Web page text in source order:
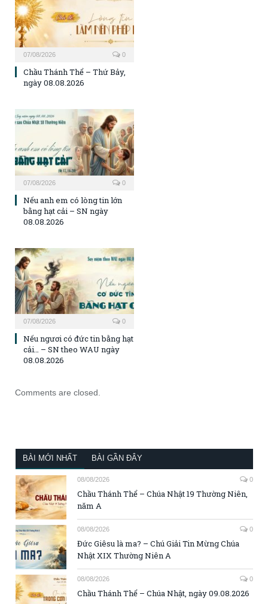
07/08/2026 0
Chầu Thánh Thể – Thứ Bảy,
ngày 08.08.2026
07/08/2026 0
Nếu anh em có lòng tin lớn
bằng hạt cải – SN ngày
08.08.2026
07/08/2026 0
Nếu ngươi có đức tin bằng hạt
cải… – SN theo WAU ngày
08.08.2026
Comments are closed.
BÀI MỚI NHẤT BÀI GẦN ĐÂY
08/08/2026 0
Chầu Thánh Thể – Chúa Nhật 19 Thường Niên,
năm A
08/08/2026 0
Đức Giêsu là ma? – Chú Giải Tin Mừng Chúa
Nhật XIX Thường Niên A
08/08/2026 0
Chầu Thánh Thể – Chúa Nhật, ngày 09.08.2026